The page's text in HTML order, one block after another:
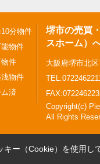
10分物件
能物件
物件
浅物件
ム済
堺市の売買
スホーム）
大阪府堺市北
Copyright(c)
All Rights
ー（Cookie）を使用し